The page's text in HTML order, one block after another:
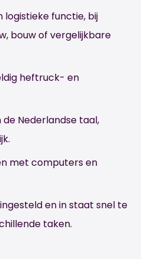
logistieke functie, bij
bouw of vergelijkbare
heftruck- en
Nederlandse taal,
met computers en
en in staat snel te
taken.